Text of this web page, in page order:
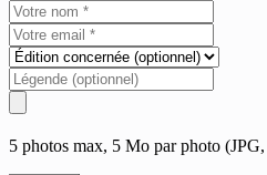
5 photos max, 5 Mo par photo